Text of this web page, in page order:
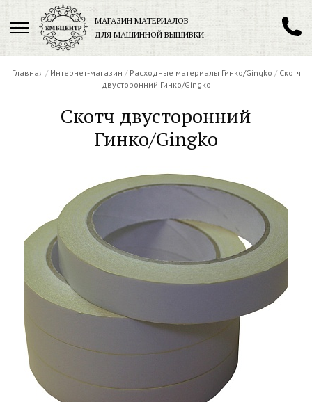
МАГАЗИН МАТЕРИАЛОВ
ДЛЯ МАШИННОЙ ВЫШИВКИ
+7 (901) 271-89-89
Заказать обратный звонок
Главная / Интернет-магазин / Расходные материалы Гинко/Gingko / Скотч
двусторонний Гинко/Gingko
Скотч двусторонний
Гинко/Gingko